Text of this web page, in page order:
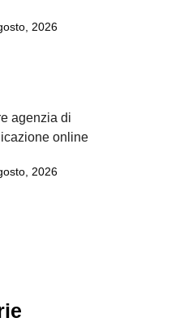
2026
agenzia di
online
2026